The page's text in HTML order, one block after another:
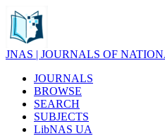
JNAS | JOURNALS OF
JOURNALS
BROWSE
SEARCH
SUBJECTS
LibNAS UA